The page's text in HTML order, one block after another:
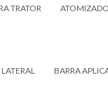
TRATOR
BARRA